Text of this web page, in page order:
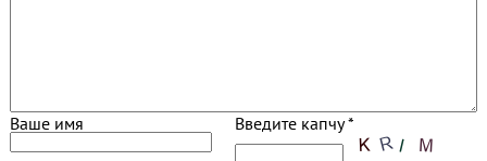
Ваше имя Введите капчу *